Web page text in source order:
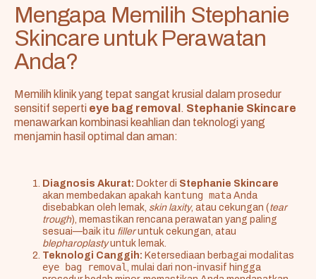
Mengapa Memilih Stephanie
Skincare untuk Perawatan
Anda?
Memilih klinik yang tepat sangat krusial dalam prosedur
sensitif seperti eye bag removal . Stephanie Skincare
menawarkan kombinasi keahlian dan teknologi yang
menjamin hasil optimal dan aman:
Diagnosis Akurat: Dokter di Stephanie Skincare
akan membedakan apakah kantung mata Anda
disebabkan oleh lemak, skin laxity, atau cekungan (tear
trough), memastikan rencana perawatan yang paling
sesuai—baik itu filleruntuk cekungan, atau
blepharoplastyuntuk lemak.
Teknologi Canggih: Ketersediaan berbagai modalitas
eye bag removal, mulai dari non-invasif hingga